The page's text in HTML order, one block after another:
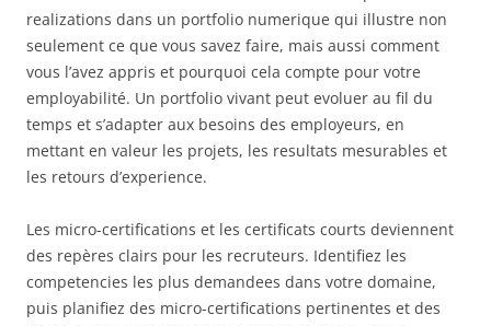
realizations dans un portfolio numerique qui illustre non
seulement ce que vous savez faire, mais aussi comment
vous l’avez appris et pourquoi cela compte pour votre
employabilité. Un portfolio vivant peut evoluer au fil du
temps et s’adapter aux besoins des employeurs, en
mettant en valeur les projets, les resultats mesurables et
les retours d’experience.
Les micro-certifications et les certificats courts deviennent
des repères clairs pour les recruteurs. Identifiez les
competencies les plus demandees dans votre domaine,
puis planifiez des micro-certifications pertinentes et des